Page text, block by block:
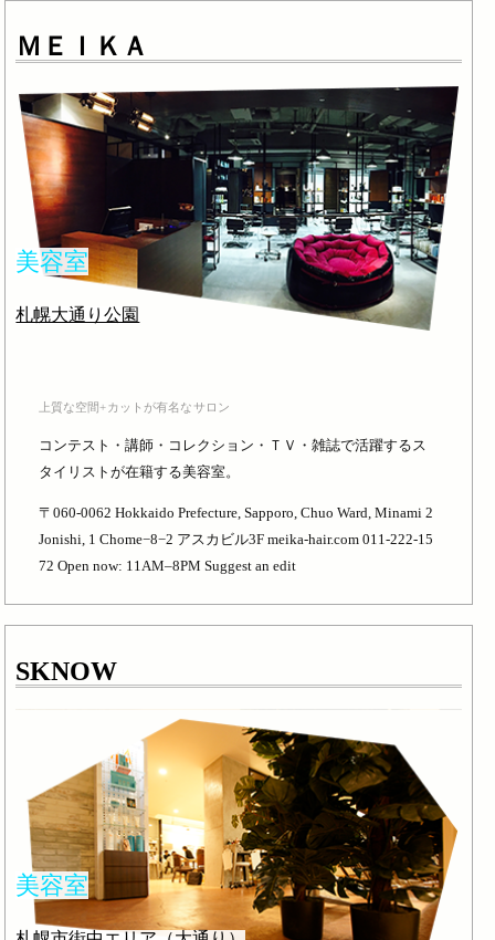
ＭＥＩＫＡ
美容室
札幌大通り公園
上質な空間+カットが有名なサロン
コンテスト・講師・コレクション・ＴＶ・雑誌で活躍するス
タイリストが在籍する美容室。
〒060-0062 Hokkaido Prefecture, Sapporo, Chuo Ward, Minami 2
Jonishi, 1 Chome−8−2 アスカビル3F meika-hair.com 011-222-15
72 Open now: 11AM–8PM Suggest an edit
SKNOW
美容室